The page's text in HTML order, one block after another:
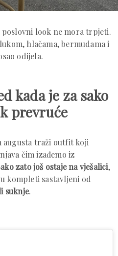
poslovni look ne mora trpjeti.
hlačama, bermudama i
odijela.
kada je za sako
prevruće
augusta traži outfit koji
čim izađemo iz
zato još ostaje na vješalici,
kompleti sastavljeni od
suknje.